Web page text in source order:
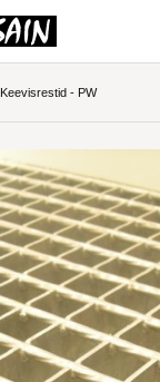
Keevisrestid - PW